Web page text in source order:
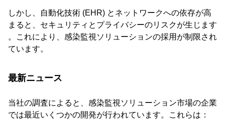
しかし、自動化技術 (EHR) とネットワークへの依存が高
まると、セキュリティとプライバシーのリスクが生じます
。これにより、感染監視ソリューションの採用が制限され
ています。
最新ニュース
当社の調査によると、感染監視ソリューション市場の企業
では最近いくつかの開発が行われています。これらは：